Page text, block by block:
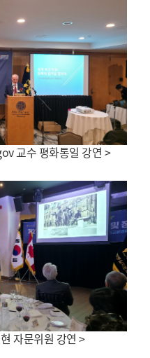
교수 평화통일 강연 >
자문위원 강연 >